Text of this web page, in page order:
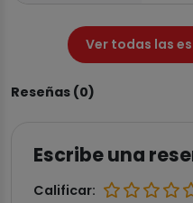
Ver todas las
Reseñas (0)
Escribe una
Calificar: